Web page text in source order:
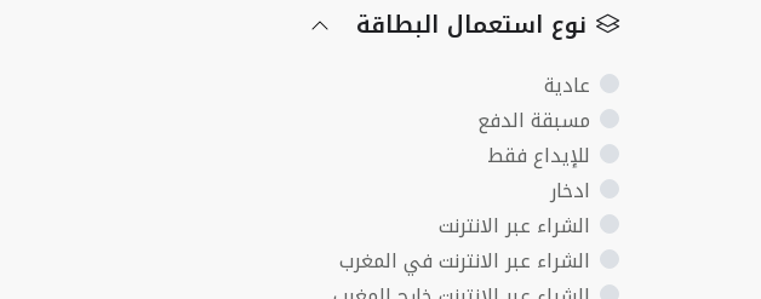
نوع استعمال البطاقة
عادية
مسبقة الدفع
للإيداع فقط
ادخار
الشراء عبر الانترنت
الشراء عبر الانترنت في المغرب